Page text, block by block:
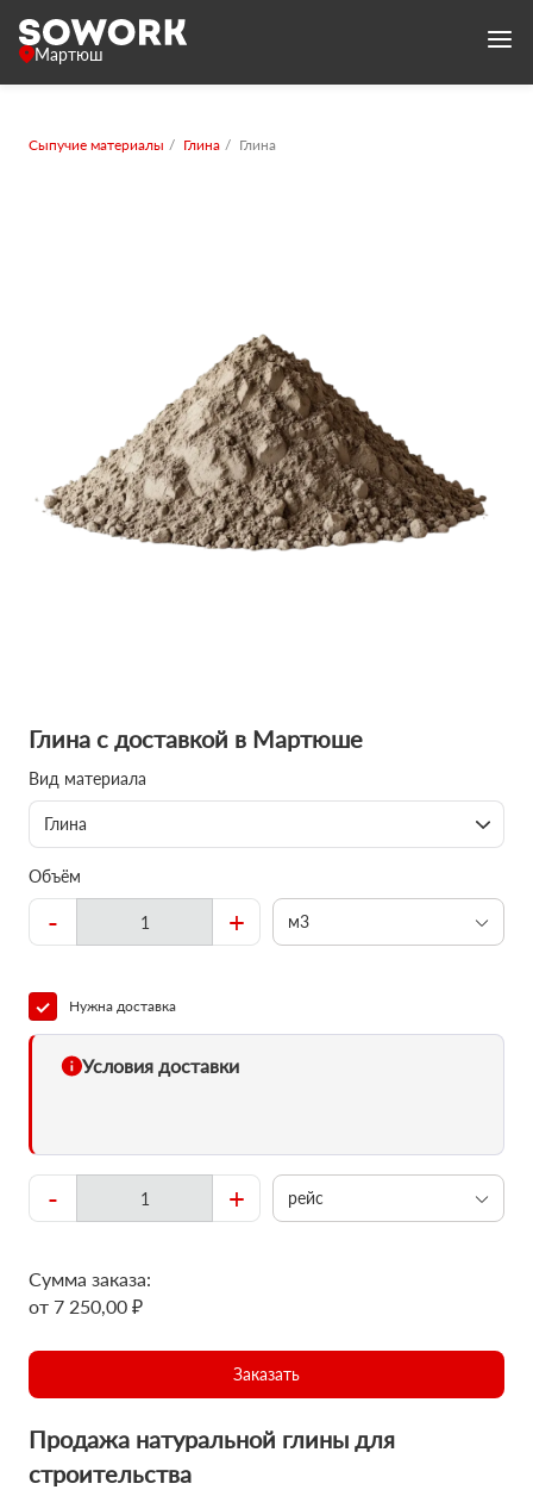
Мартюш
Сыпучие материалы Глина Глина
Глина с доставкой в Мартюше
Вид материала
Глина
Объём
- + м3
Нужна доставка
Условия доставки
- + рейс
Сумма заказа:
от 7 250,00 ₽
Заказать
Продажа натуральной глины для
строительства